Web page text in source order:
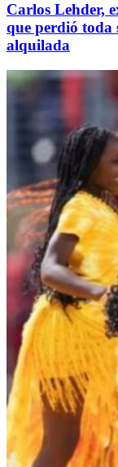
Carlos Lehder,
que perdió toda
alquilada